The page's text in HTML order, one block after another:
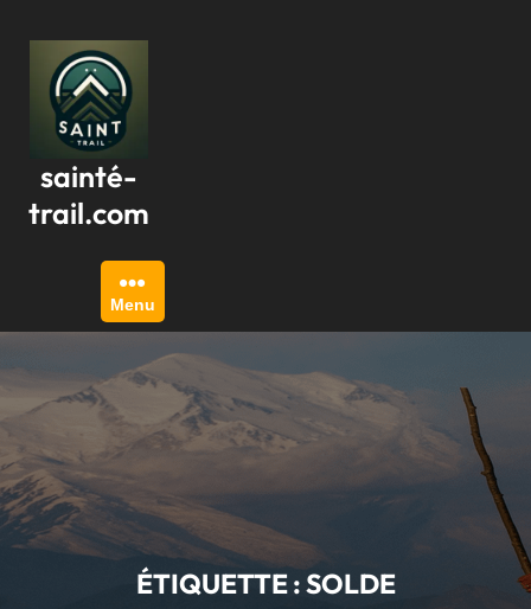
contenu
sainté-
trail.com
Menu
ÉTIQUETTE :SOLDE